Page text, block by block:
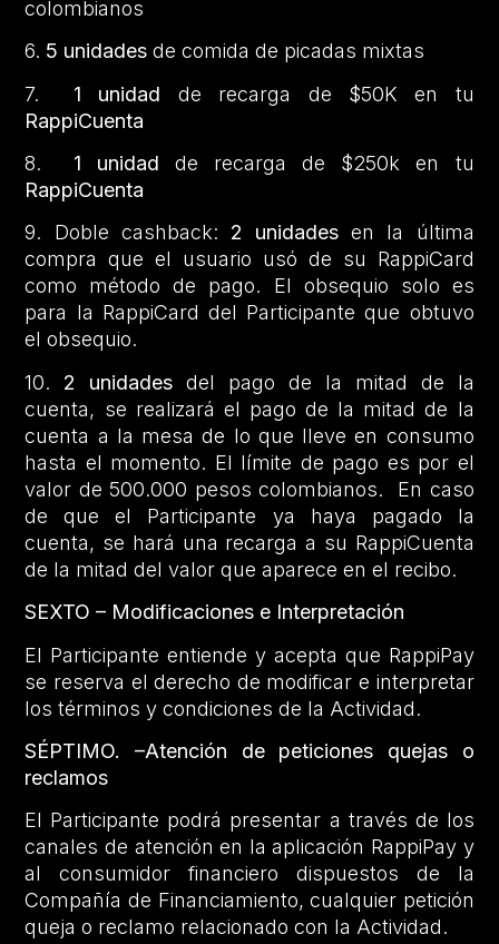
colombianos
6. 5 unidades de comida de picadas mixtas
7.
1 unidad de recarga de $50K en tu
RappiCuenta
8. 1 unidad de recarga de $250k en tu
RappiCuenta
9. Doble cashback: 2 unidadesen la última
compra que el usuario usó de su RappiCard
como método de pago. El obsequio solo es
para la RappiCard del Participante que obtuvo
el obsequio.
10. 2 unidadesdel pago de la mitad de la
cuenta, se realizará el pago de la mitad de la
cuenta a la mesa de lo que lleve en consumo
hasta el momento. El límite de pago es por el
valor de 500.000 pesos colombianos. En caso
de que el Participante ya haya pagado la
cuenta, se hará una recarga a su RappiCuenta
de la mitad del valor que aparece en el recibo.
SEXTO – Modificaciones e Interpretación
El Participante entiende y acepta que RappiPay
se reserva el derecho de modificar e interpretar
los términos y condiciones de la Actividad.
SÉPTIMO. –Atención de peticiones quejas o
reclamos
El Participante podrá presentar a través de los
canales de atención en la aplicación RappiPay y
al consumidor financiero dispuestos de la
Compañía de Financiamiento, cualquier petición
queja o reclamo relacionado con la Actividad.